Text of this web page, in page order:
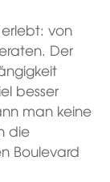
von
Der
besser
man keine
die
Boulevard